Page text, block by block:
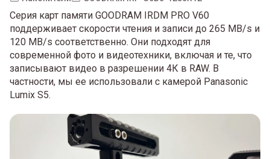
Серия карт памяти GOODRAM IRDM PRO V60
поддерживает скорости чтения и записи до 265 MB/s и
120 MB/s соответственно. Они подходят для
современной фото и видеотехники, включая и те, что
записывают видео в разрешении 4К в RAW. В
частности, мы ее использовали с камерой Panasonic
Lumix S5.